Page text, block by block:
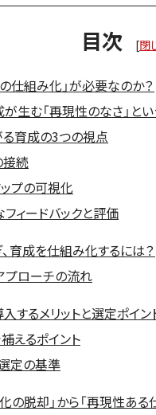
目次 [閉
仕組み化」が必要なのか？
生む「再現性のなさ」とい
育成の3つの視点
続
プの可視化
ィードバックと評価
育成を仕組み化するには？
プローチの流れ
するメリットと選定ポイン
えるポイント
定の基準
の脱却」から「再現性ある